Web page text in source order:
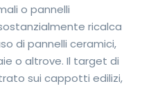
o pannelli
ricalca
di pannelli ceramici,
o altrove. Il target di
sui cappotti edilizi,